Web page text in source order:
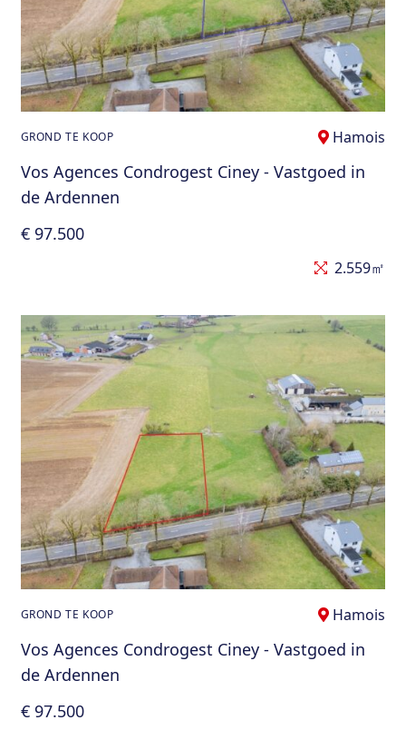
GROND TE KOOP Hamois
Vos Agences Condrogest Ciney - Vastgoed in
de Ardennen
€ 97.500
2.559㎡
GROND TE KOOP Hamois
Vos Agences Condrogest Ciney - Vastgoed in
de Ardennen
€ 97.500